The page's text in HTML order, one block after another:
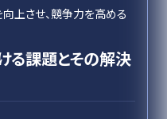
上させ、競争力を高める
る課題とその解決